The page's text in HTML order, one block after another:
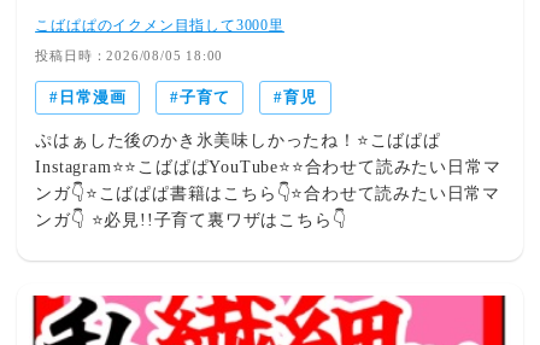
こばぱぱのイクメン目指して3000里
投稿日時：2026/08/05 18:00
日常漫画 子育て 育児
ぷはぁした後のかき氷美味しかったね！⭐️こばぱぱ
Instagram⭐️⭐️こばぱぱYouTube⭐️⭐️合わせて読みたい日常マ
ンガ👇⭐️こばぱぱ書籍はこちら👇⭐️合わせて読みたい日常マ
ンガ👇 ⭐️必見!!子育て裏ワザはこちら👇